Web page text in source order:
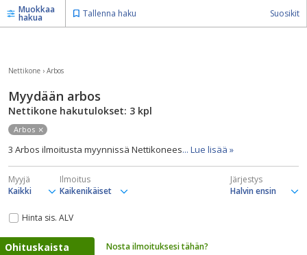
Muokkaa
hakua Tallenna haku Suosikit
Nettikone › Arbos
Myydään arbos
Nettikone hakutulokset: 3 kpl
Arbos
3 Arbos ilmoitusta myynnissä Nettikonees... Lue lisää »
Myyjä Ilmoitus Järjestys
Hinta sis. ALV
Ohituskaista Nosta ilmoituksesi tähän?